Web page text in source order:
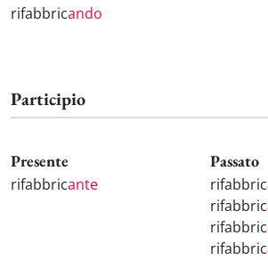
rifabbricando
Participio
Presente
rifabbricante
Passato
rifabbric
rifabbric
rifabbric
rifabbric